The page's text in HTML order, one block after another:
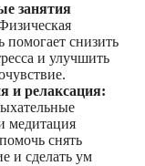
занятия
помогает снизить
и улучшить
и релаксация:
медитация
снять
и сделать ум